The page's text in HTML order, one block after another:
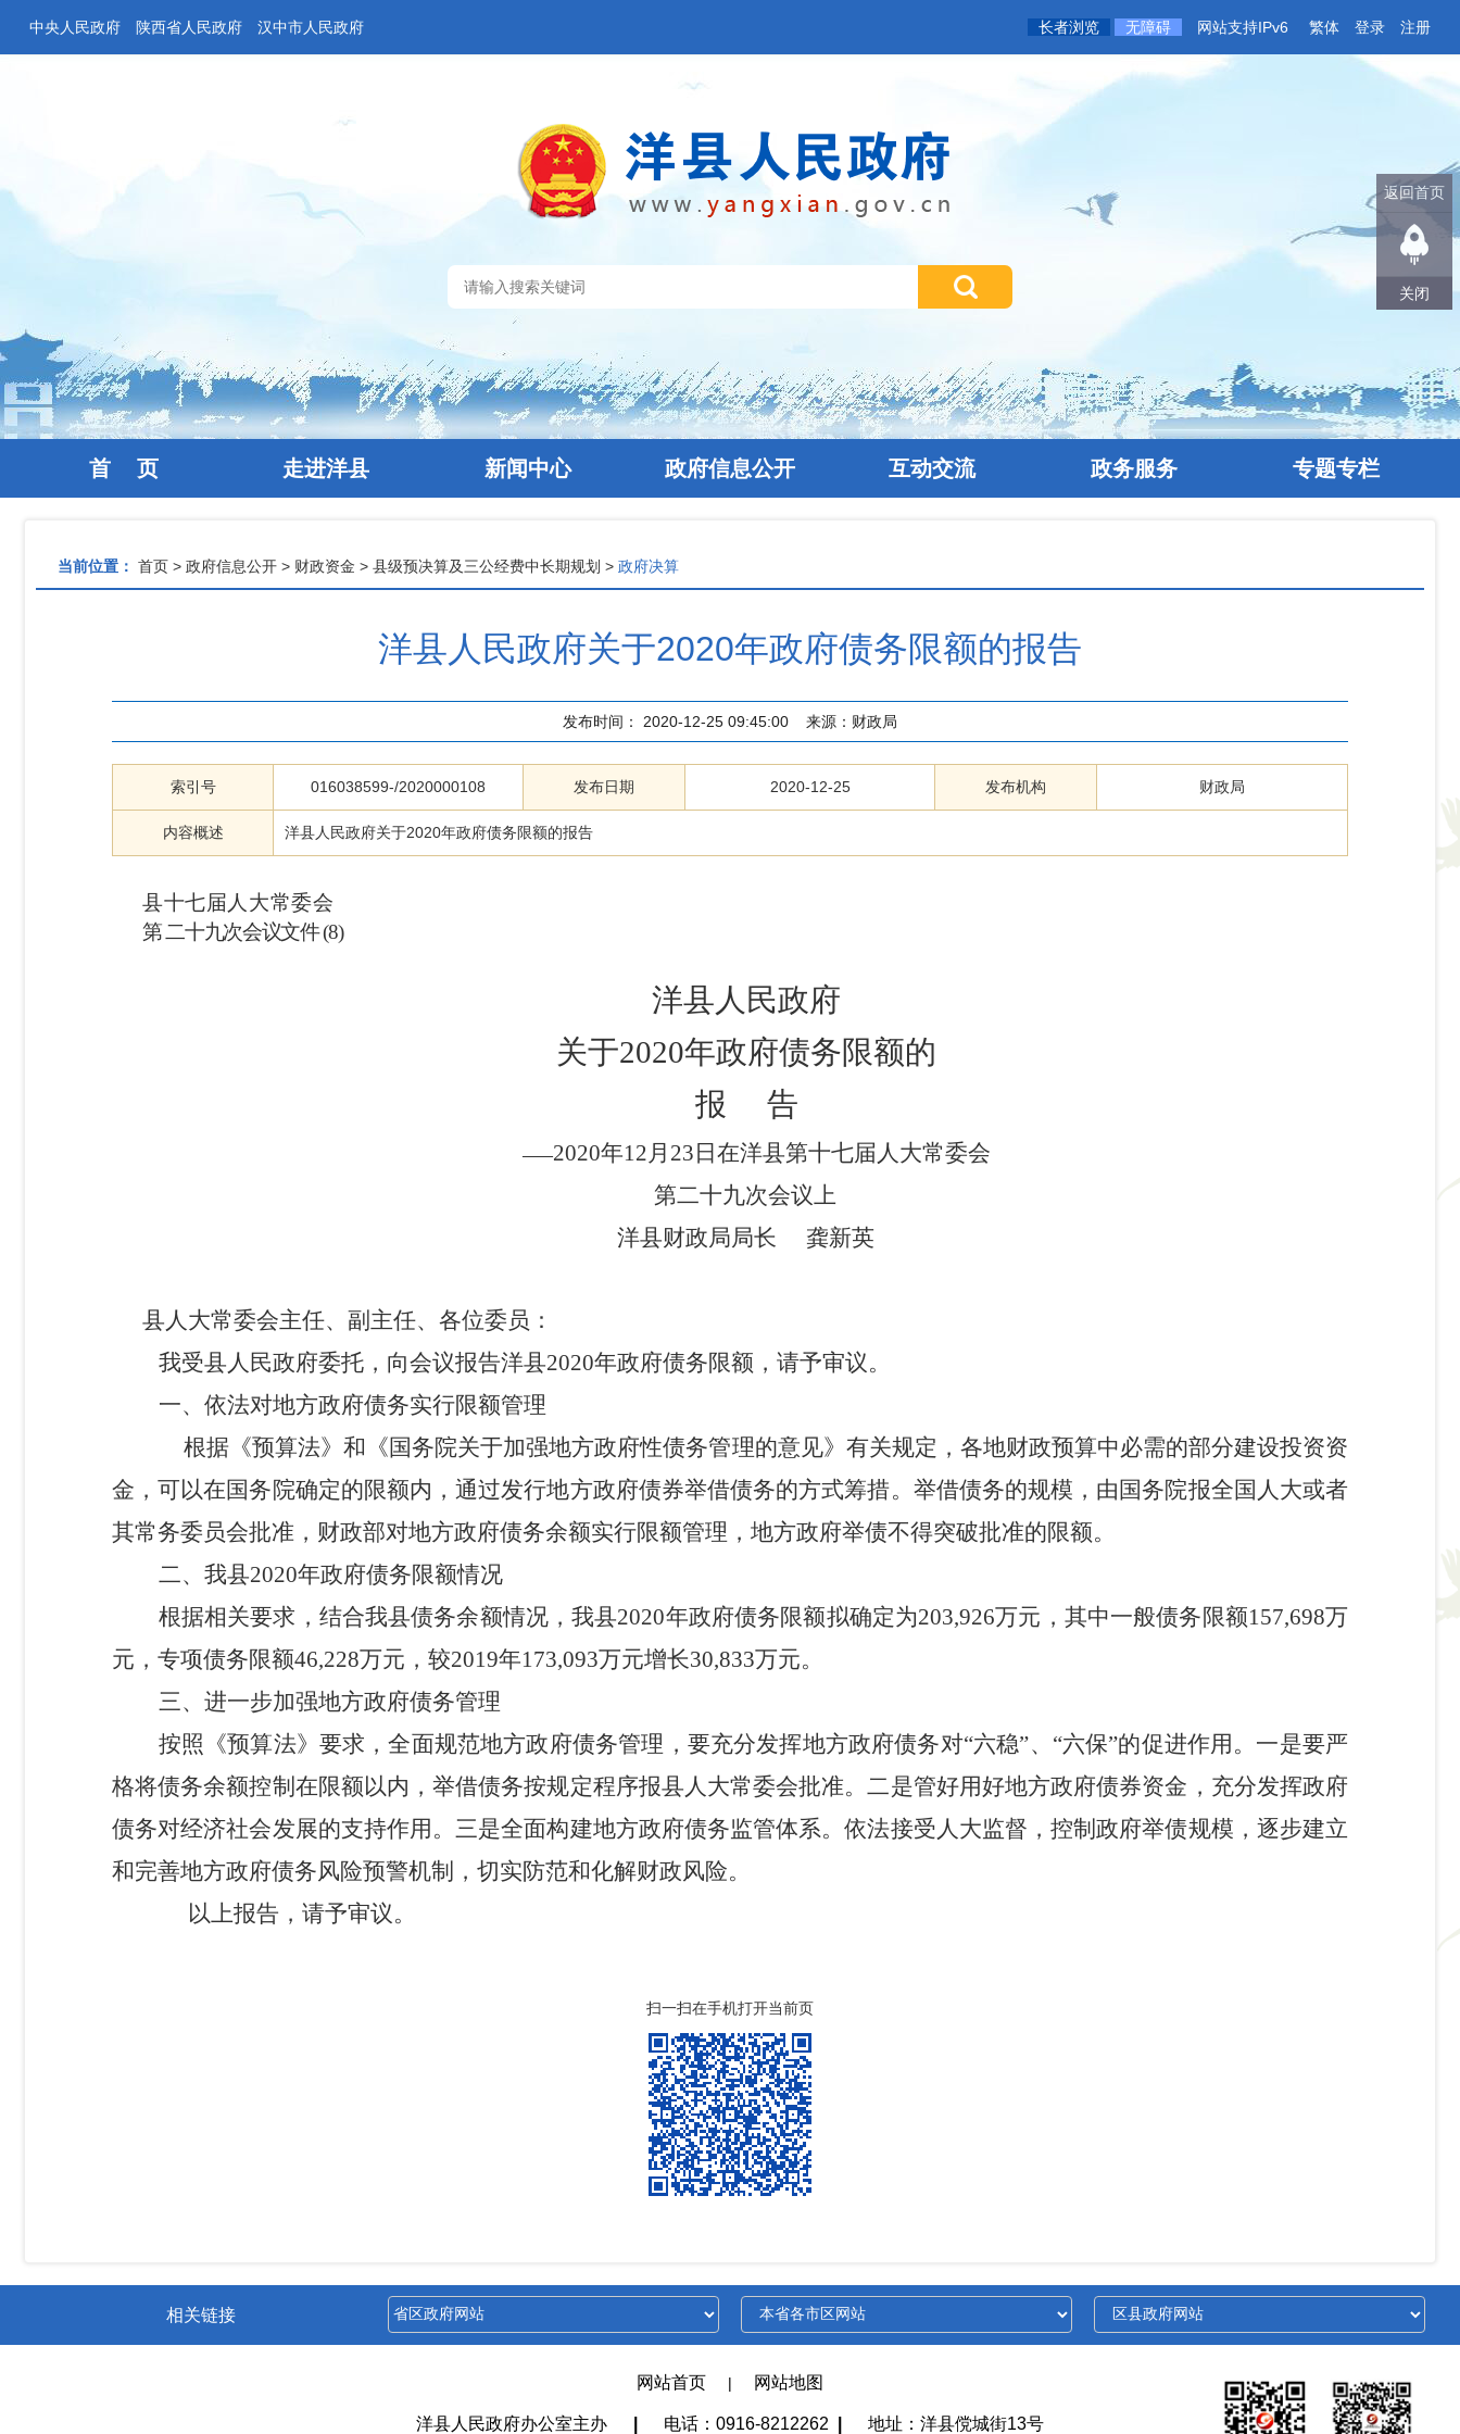
中央人民政府 陕西省人民政府 汉中市人民政府 长者浏览 无障碍 网站支持IPv6 繁体 登录 注册
首 页 走进洋县 新闻中心 政府信息公开 互动交流 政务服务 专题专栏
当前位置： 首页 > 政府信息公开 > 财政资金 > 县级预决算及三公经费中长期规划 > 政府决算
洋县人民政府关于2020年政府债务限额的报告
发布时间： 2020-12-25 09:45:00 来源： 财政局
索引号 016038599-/2020000108 发布日期 2020-12-25 发布机构 财政局
内容概述 洋县人民政府关于2020年政府债务限额的报告
县十七届人大常委会
第 二十九次会议文件(8)
洋县人民政府
关于2020年政府债务限额的
报
告
——2020年12月 23 日在洋县第十七届人大常委会
第二十九次会议上
洋县财政局局长
龚新英
县人大常委会主任、副主任、各位委员：
我受县人民政府委托，向会议报告洋县2020年政府债务限额，请予审议。
一、依法对地方政府债务实行限额管理
根据《预算法》和《国务院关于加强地方政府性债务管理的意见》有关规定，各地财政预算中必需的部分建设投资资
金，可以在国务院确定的限额内，通过发行地方政府债券举借债务的方式筹措。举借债务的规模，由国务院报全国人大或者
其常务委员会批准，财政部对地方政府债务余额实行限额管理，地方政府举债不得突破批准的限额。
二、我县2020年政府债务限额情况
根据相关要求，结合我县债务余额情况，我县2020年政府债务限额拟确定为203,926万元，其中一般债务限额157,698万
元，专项债务限额46,228万元，较2019年173,093万元增长30,833万元。
三、 进一步加强地方政府债务管理
按照《预算法》要求，全面规范地方政府债务管理，要充分发挥地方政府债务对“六稳”、“六保”的促进作用。一是要严
格将债务余额控制在限额以内，举借债务按规定程序报县人大常委会批准。二是管好用好地方政府债券资金，充分发挥政府
债务对经济社会发展的支持作用。三是全面构建地方政府债务监管体系。依法接受人大监督，控制政府举债规模，逐步建立
和完善地方政府债务风险预警机制，切实防范和化解财政风险。
以上报告，请予审议。
扫一扫在手机打开当前页
相关链接
网站首页 | 网站地图
洋县人民政府办公室主办 电话：0916-8212262 地址：洋县傥城街13号
返回首页
关闭